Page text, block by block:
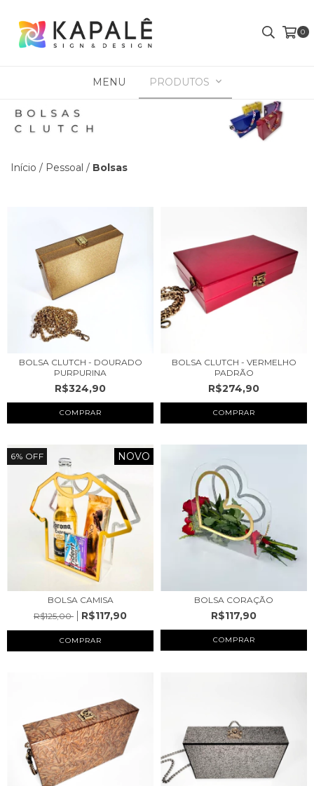
0
MENU PRODUTOS
Início / Pessoal / Bolsas
BOLSA CLUTCH - DOURADO
PURPURINA
R$324,90
BOLSA CLUTCH - VERMELHO
PADRÃO
R$274,90
6% OFF NOVO
BOLSA CAMISA
R$125,00
R$117,90
COMPRAR
BOLSA CORAÇÃO
R$117,90
COMPRAR